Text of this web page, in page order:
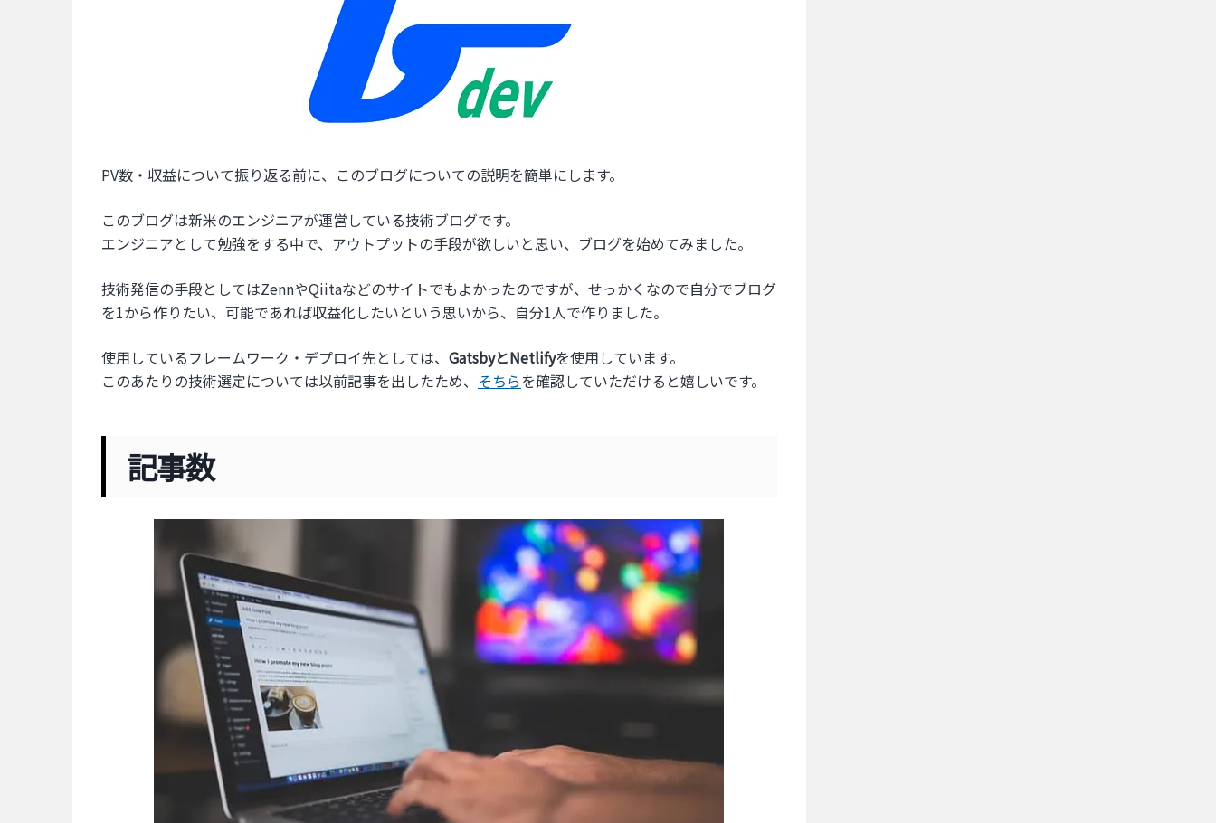
PV数・収益について振り返る前に、このブログについての説明を簡単にします。
このブログは新米のエンジニアが運営している技術ブログです。
エンジニアとして勉強をする中で、アウトプットの手段が欲しいと思い、ブログを始めてみました。
技術発信の手段としてはZennやQiitaなどのサイトでもよかったのですが、せっかくなので自分でブログ
を1から作りたい、可能であれば収益化したいという思いから、自分1人で作りました。
使用しているフレームワーク・デプロイ先としては、 GatsbyとNetlifyを使用しています。
このあたりの技術選定については以前記事を出したため、 そちらを確認していただけると嬉しいです。
記事数